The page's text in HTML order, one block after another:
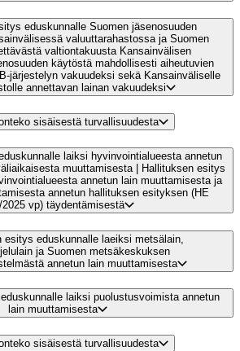
eduskunnalle Suomen jäsenosuuden
valuuttarahastossa ja Suomen
valtiontakuusta Kansainvälisen
käytöstä mahdollisesti aiheutuvien
järjestelyn vakuudeksi sekä Kansainväliselle
annettavan lainan vakuudeksi
sisäisestä turvallisuudesta
laiksi hyvinvointialueesta annetun
muuttamisesta | Hallituksen esitys
annetun lain muuttamisesta ja
annetun hallituksen esityksen (HE
2025 vp) täydentämisestä
esitys eduskunnalle laeiksi metsälain,
ja Suomen metsäkeskuksen
annetun lain muuttamisesta
laiksi puolustusvoimista annetun
lain muuttamisesta
sisäisestä turvallisuudesta